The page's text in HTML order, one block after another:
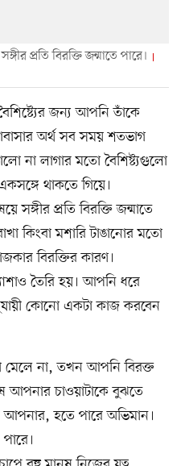
প্রতি বিরক্তি জন্মাতে পারে।
জন্য আপনি তাঁকে
অর্থ সব সময় শতভাগ
না লাগার মতো বৈশিষ্ট্যগুলো
থাকতে গিয়ে।
প্রতি বিরক্তি জন্মাতে
কিংবা মশারি টাঙানোর মতো
বিরক্তির কারণ।
তৈরি হয়। আপনি ধরে
কোনো একটা কাজ করবেন
মেলে না, তখন আপনি বিরক্ত
আপনার চাওয়াটাকে বুঝতে
আপনার, হতে পারে অভিমান।